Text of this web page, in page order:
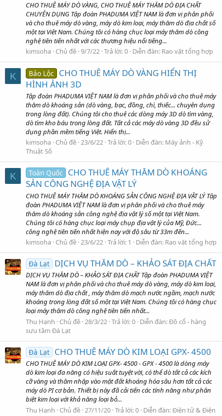
CHO THUÊ MÁY DÒ VÀNG, CHO THUÊ MÁY THĂM DÒ ĐỊA CHẤT
CHUYÊN DỤNG Tập đoàn PHADUMA VIỆT NAM là đơn vị phân phối
và cho thuê máy dò vàng, máy dò kim loại, máy thăm dò địa chất số
một tại Việt Nam. Chúng tôi có hàng chục loại máy thăm dò công
nghệ tiên tiến nhất với các thương hiệu nổi tiếng...
kimsoha Chủ đề 9/7/22 Trả lời: 0 Diễn đàn: Rao vặt tổng hợp
K Bảo Lộc
CHO THUÊ MÁY DÒ VÀNG HIỂN THỊ
HÌNH ẢNH 3D
Tập đoàn PHADUMA VIỆT NAM là đơn vị phân phối và cho thuê máy
thăm dò khoáng sản (dò vàng, bạc, đồng, chì, thiếc... chuyên dụng
trong lòng đất). Chúng tôi cho thuê các dòng máy 3D dò tìm vàng,
dò tìm kho báu trong lòng đất. Tất cả các máy dò vàng 3D đều sử
dụng phần mềm tiếng Việt. Hiển thị...
kimsoha Chủ đề 23/6/22 Trả lời: 0 Diễn đàn: Máy ảnh - Kỹ
Thuật Số
K Toàn Quốc
CHO THUÊ MÁY THĂM DÒ KHOÁNG
SẢN CÔNG NGHỆ ĐỊA VẬT LÝ
CHO THUÊ MÁY THĂM DÒ KHOÁNG SẢN CÔNG NGHỆ ĐỊA VẬT LÝ Tập
đoàn PHADUMA VIỆT NAM là đơn vị phân phối và cho thuê máy
thăm dò khoáng sản công nghệ địa vật lý số một tại Việt Nam.
Chúng tôi có hàng chục loại máy chụp địa vật lý của Mỹ, Đức...
công nghệ tiên tiến nhất hiện nay với độ sâu từ 33m đến...
kimsoha Chủ đề 23/6/22 Trả lời: 1 Diễn đàn: Rao vặt tổng hợp
Đà Lạt DỊCH VỤ THĂM DÒ – KHẢO SÁT ĐỊA CHẤT
DỊCH VỤ THĂM DÒ – KHẢO SÁT ĐỊA CHẤT Tập đoàn PHADUMA VIỆT
NAM là đơn vị phân phối và cho thuê máy dò vàng, máy dò kim loại,
máy thăm dò địa chất , máy thăm dò mạch nước ngầm, mạch nước
khoáng trong lòng đất số một tại Việt Nam. Chúng tôi có hàng chục
loại máy thăm dò công nghệ tiên tiến nhất...
Thu Hạnh
Chủ đề 28/3/22 Trả lời: 0 Diễn đàn:Đồ cổ - hàng
sưu tầm Đà Lạt
Đà Lạt CHO THUÊ MÁY DÒ KIM LOẠI GPX- 4500
CHO THUÊ MÁY DÒ KIM LOẠI GPX- 4500 - GPX ‑ 4500 là dòng máy
dò kim loại đa năng có hiệu suất tuyệt vời, có thể dò tất cả các kích
cỡ vàng và thâm nhập vào mặt đất khoáng hóa sâu hơn tất cả các
máy dò PI cơ bản. Thiết bị này đã cải tiến các tính năng như phân
biệt kim loại với khả năng loại bỏ...
Thu Hạnh
Chủ đề 27/11/20 Trả lời: 0 Diễn đàn:Điện tử & Điện